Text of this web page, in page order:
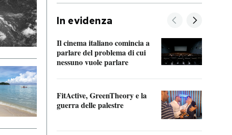
In evidenza
Il cinema italiano comincia a
parlare del problema di cui
nessuno vuole parlare
FitActive, GreenTheory e la
guerra delle palestre